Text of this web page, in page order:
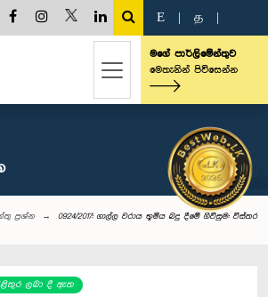
E த
මගේ පාර්ලිමේන්තුව
මෙතැනින් පිවිසෙන්න
ප්‍රශ්න 0924/2017: ගාල්ල වරාය භූමිය බදු දීමේ ගිවිසුම: විස්තර
ලබා දී ඇත